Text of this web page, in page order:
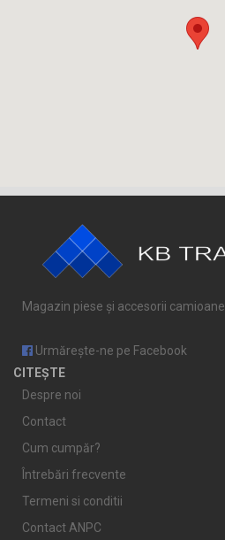
Magazin piese și accesorii camioane
Urmărește-ne pe Facebook
CITEȘTE
Despre noi
Contact
Cum cumpăr?
Întrebări frecvente
Termeni si conditii
Contact ANPC